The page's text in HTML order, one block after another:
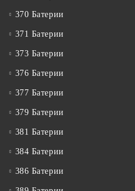
370 Батерии
371 Батерии
373 Батерии
376 Батерии
377 Батерии
379 Батерии
381 Батерии
384 Батерии
386 Батерии